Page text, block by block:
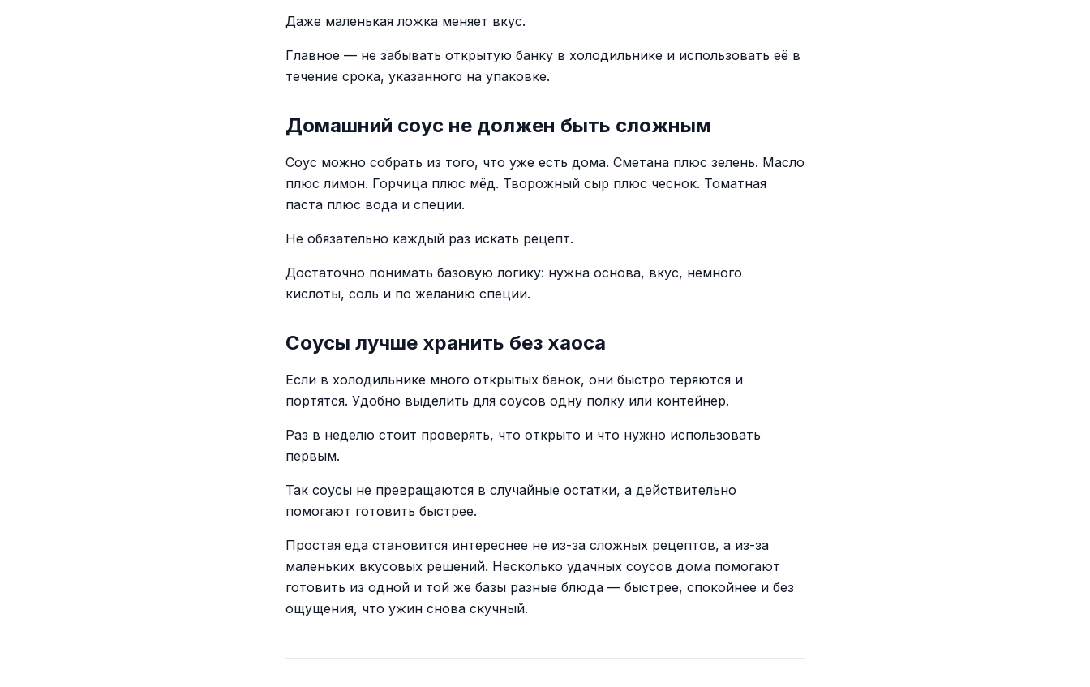
Даже маленькая ложка меняет вкус.
Главное — не забывать открытую банку в холодильнике и использовать её в
течение срока, указанного на упаковке.
Домашний соус не должен быть сложным
Соус можно собрать из того, что уже есть дома. Сметана плюс зелень. Масло
плюс лимон. Горчица плюс мёд. Творожный сыр плюс чеснок. Томатная
паста плюс вода и специи.
Не обязательно каждый раз искать рецепт.
Достаточно понимать базовую логику: нужна основа, вкус, немного
кислоты, соль и по желанию специи.
Соусы лучше хранить без хаоса
Если в холодильнике много открытых банок, они быстро теряются и
портятся. Удобно выделить для соусов одну полку или контейнер.
Раз в неделю стоит проверять, что открыто и что нужно использовать
первым.
Так соусы не превращаются в случайные остатки, а действительно
помогают готовить быстрее.
Простая еда становится интереснее не из-за сложных рецептов, а из-за
маленьких вкусовых решений. Несколько удачных соусов дома помогают
готовить из одной и той же базы разные блюда — быстрее, спокойнее и без
ощущения, что ужин снова скучный.